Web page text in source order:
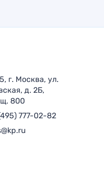
г. Москва, ул.
д. 2Б,
800
777-02-82